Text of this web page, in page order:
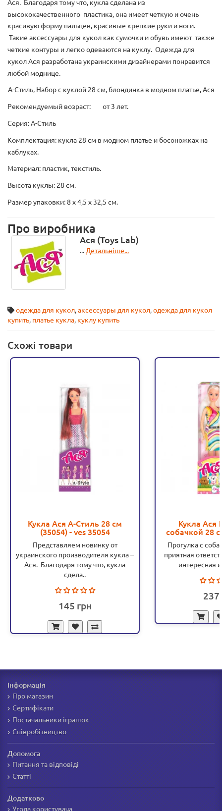
Ася. Благодаря тому что, кукла сделана из
высококачественного пластика, она имеет четкую и очень
красивую форму пальцев, красивые крепкие руки и ноги.
Такие аксессуары для кукол как сумочки и обувь имеют также
четкие контуры и легко одеваются на куклу. Одежда для
кукол Ася разработана украинскими дизайнерами понравится
любой моднице.
А-Стиль, Набор с куклой 28 см, блондинка в модном платье, Ася
Рекомендуемый возраст: от 3 лет.
Серия: А-Стиль
Комплектация: кукла 28 см в модном платье и босоножках на
каблуках.
Материал: пластик, текстиль.
Высота куклы: 28 см.
Размер упаковки: 8 х 4,5 х 32,5 см.
Про виробника
Ася (Toys Lab)
... Детальніше...
одежда для кукол,аксессуары для кукол,одежда для кукол
купить, платье кукла, куклу купить
Схожі товари
Кукла Ася А-Стиль 28 см
(35054) - ves 35054
Представляем новинку от
украинского производителя кукла –
Ася. Благодаря тому что, кукла
сдела..
145
Кукла Ася
собачкой 28
Прогулка с
приятная
интересная
237
Інформація
Про магазин
Сертифікати
Постачальники іграшок
Співробітництво
Допомога
Питання та відповіді
Статті
Додатково
Угода користувача